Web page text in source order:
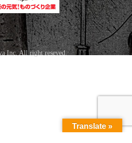
Inc. All right reseved.
Translate »